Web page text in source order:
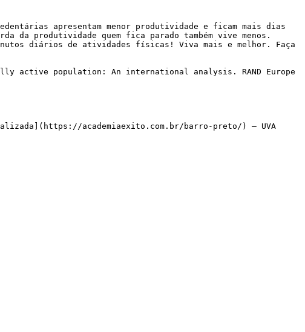
da produtividade quem fica parado também vive menos.
diários de atividades físicas! Viva mais e melhor. Faça
academiaexito.com.br/barro-preto/) – UVA